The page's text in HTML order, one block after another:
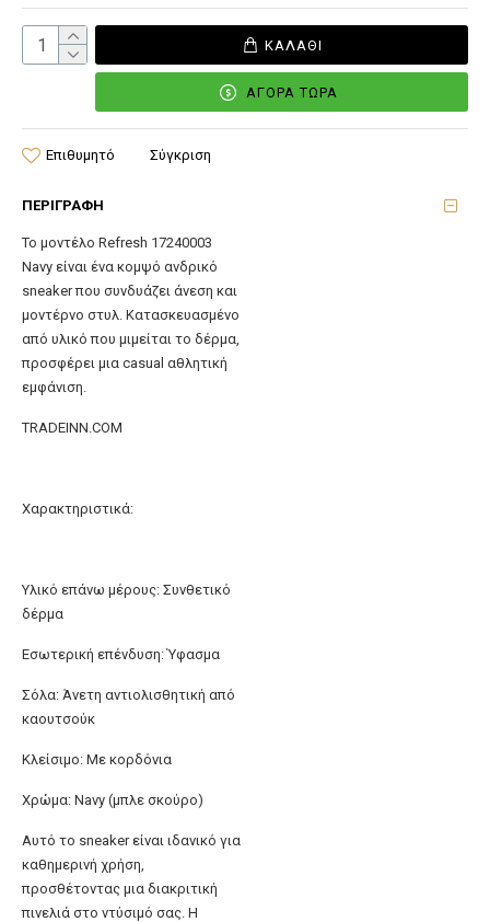
ΚΑΛΆΘΙ
ΑΓΟΡΆ ΤΏΡΑ
Επιθυμητό Σύγκριση
ΠΕΡΙΓΡΑΦΉ
Το μοντέλο Refresh 17240003
Navy είναι ένα κομψό ανδρικό
sneaker που συνδυάζει άνεση και
μοντέρνο στυλ. Κατασκευασμένο
από υλικό που μιμείται το δέρμα,
προσφέρει μια casual αθλητική
εμφάνιση.
TRADEINN.COM
Χαρακτηριστικά:
Υλικό επάνω μέρους: Συνθετικό
δέρμα
Εσωτερική επένδυση: Ύφασμα
Σόλα: Άνετη αντιολισθητική από
καουτσούκ
Κλείσιμο: Με κορδόνια
Χρώμα: Navy (μπλε σκούρο)
Αυτό το sneaker είναι ιδανικό για
καθημερινή χρήση,
προσθέτοντας μια διακριτική
πινελιά στο ντύσιμό σας. Η